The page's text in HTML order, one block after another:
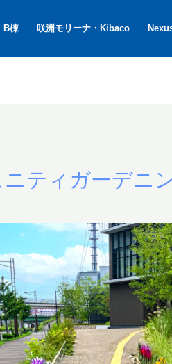
B棟 咲洲モリーナ・Kibaco
ニティガーデニ